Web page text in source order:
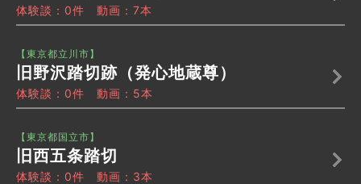
体験談：0件 動画：7本
【東京都立川市】
旧野沢踏切跡（発心地蔵尊）
体験談：0件 動画：5本
【東京都国立市】
旧西五条踏切
体験談：0件 動画：3本